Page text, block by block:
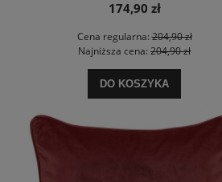
174,90 zł
Cena regularna:204,90 zł
Najniższa cena: 204,90 zł
DO KOSZYKA